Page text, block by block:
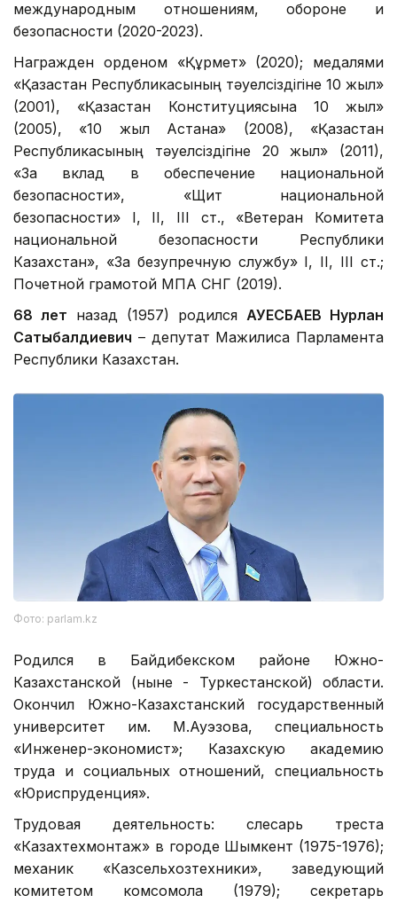
международным отношениям, обороне и
безопасности (2020-2023).
Награжден орденом «Құрмет» (2020); медалями
«Қазақстан Республикасының тәуелсіздігіне 10 жыл»
(2001), «Қазақстан Конституциясына 10 жыл»
(2005), «10 жыл Астана» (2008), «Қазақстан
Республикасының тәуелсіздігіне 20 жыл» (2011),
«За вклад в обеспечение национальной
безопасности», «Щит национальной
безопасности» І, ІІ, ІІІ ст., «Ветеран Комитета
национальной безопасности Республики
Казахстан», «За безупречную службу» І, ІІ, ІІІ ст.;
Почетной грамотой МПА СНГ (2019).
68 лет назад (1957) родился АУЕСБАЕВ Нурлан
Сатыбалдиевич – депутат Мажилиса Парламента
Республики Казахстан.
Фото: parlam.kz
Родился в Байдибекском районе Южно-
Казахстанской (ныне - Туркестанской) области.
Окончил Южно-Казахстанский государственный
университет им. М.Ауэзова, специальность
«Инженер-экономист»; Казахскую академию
труда и социальных отношений, специальность
«Юриспруденция».
Трудовая деятельность: слесарь треста
«Казахтехмонтаж» в городе Шымкент (1975-1976);
механик «Казсельхозтехники», заведующий
комитетом комсомола (1979); секретарь